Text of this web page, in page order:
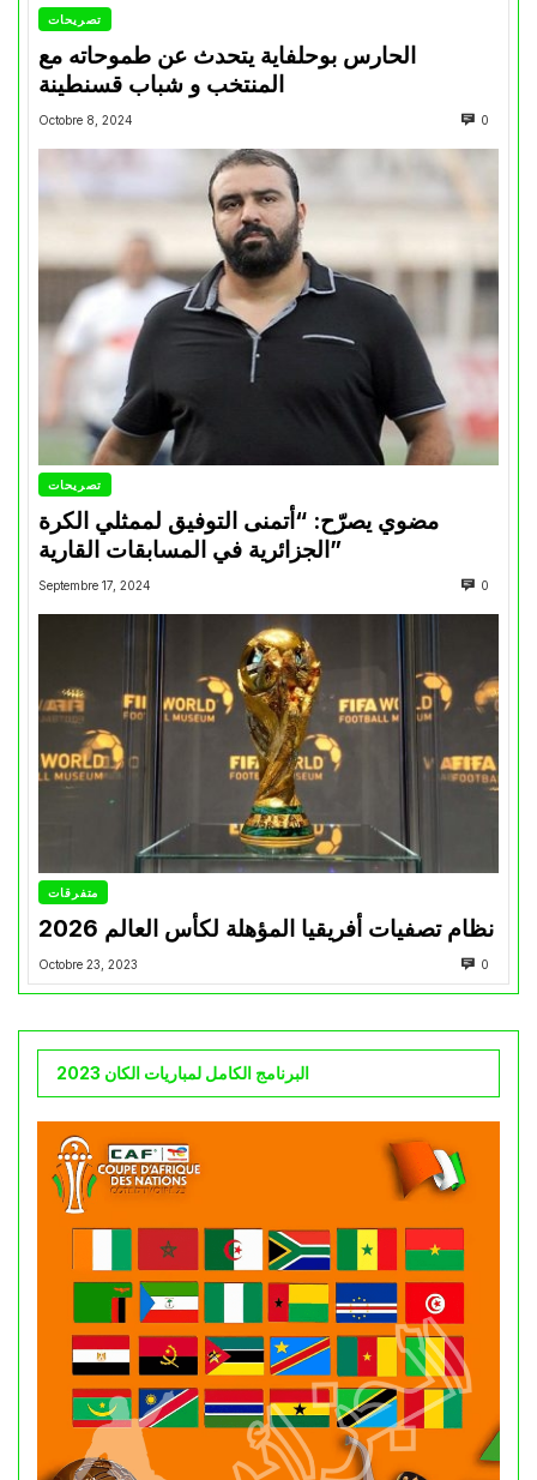
تصريحات
الحارس بوحلفاية يتحدث عن طموحاته مع
المنتخب و شباب قسنطينة
Octobre 8, 2024 0
تصريحات
مضوي يصرّح: “أتمنى التوفيق لممثلي الكرة
الجزائرية في المسابقات القارية”
Septembre 17, 2024 0
متفرقات
نظام تصفيات أفريقيا المؤهلة لكأس العالم 2026
Octobre 23, 2023 0
البرنامج الكامل لمباريات الكان 2023